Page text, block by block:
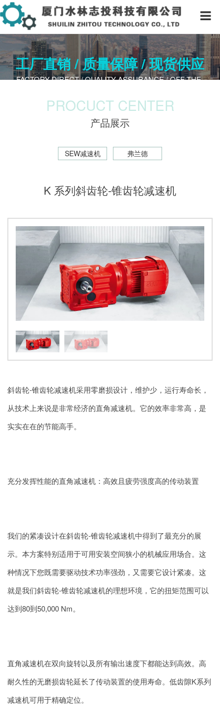
工厂直销 / 质量保障 / 现货供应
FACTORY DIRECT / QUALITY A​SSURANCE / OFF-THE-
PROCUCT CENTER
产品展示
SEW减速机 弗兰德
K 系列斜齿轮-锥齿轮减速机
斜齿轮-锥齿轮减速机采用零磨损设计，维护少，运行寿命长，
从技术上来说是非常经济的直角减速机。它的效率非常高，是
实实在在的节能高手。
充分发挥性能的直角减速机：高效且疲劳强度高的传动装置
我们的紧凑设计在斜齿轮-锥齿轮减速机中得到了最充分的展
示。本方案特别适用于可用安装空间狭小的机械应用场合。这
种情况下您既需要驱动技术功率强劲，又需要它设计紧凑。这
就是我们斜齿轮-锥齿轮减速机的理想环境，它的扭矩范围可以
达到80到50,000 Nm。
直角减速机在双向旋转以及所有输出速度下都能达到高效。高
耐久性的无磨损齿轮延长了传动装置的使用寿命。低齿隙K系列
减速机可用于精确定位。